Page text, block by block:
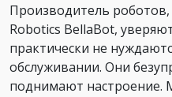
Производитель
Robotics BellaBot,
практически не
обслуживании. Они
поднимают настроение.